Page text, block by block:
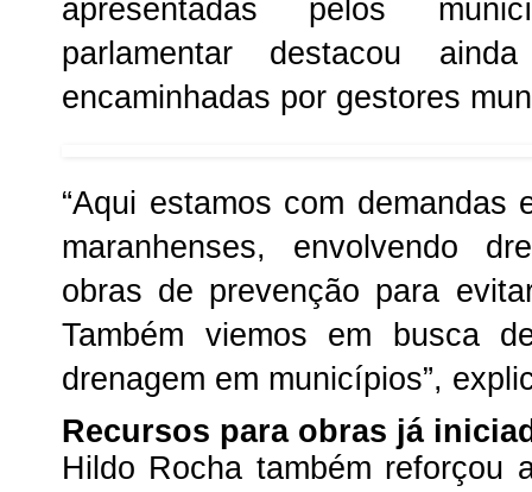
apresentadas pelos
parlamentar destacou
encaminhadas por gestores
“Aqui estamos com demandas
maranhenses, envolvendo
obras de prevenção para
Também viemos em busca
drenagem em municípios”,
Recursos para obras já
Hildo Rocha também reforçou